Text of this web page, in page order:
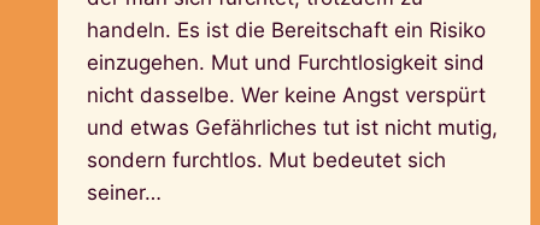
handeln. Es ist die Bereitschaft ein Risiko
einzugehen. Mut und Furchtlosigkeit sind
nicht dasselbe. Wer keine Angst verspürt
und etwas Gefährliches tut ist nicht mutig,
sondern furchtlos. Mut bedeutet sich
seiner…